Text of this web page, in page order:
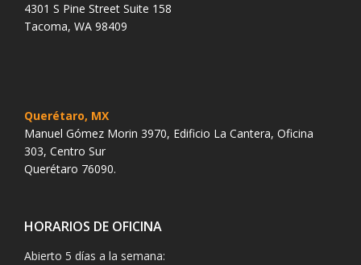
4301 S Pine Street Suite 158
Tacoma, WA 98409
Querétaro, MX
Manuel Gómez Morin 3970, Edificio La Cantera, Oficina
303, Centro Sur
Querétaro 76090.
HORARIOS DE OFICINA
Abierto 5 días a la semana: